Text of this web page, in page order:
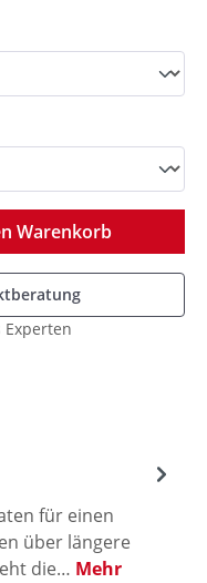
gewünschten
Warenkorb
für einen
über längere
die… Mehr